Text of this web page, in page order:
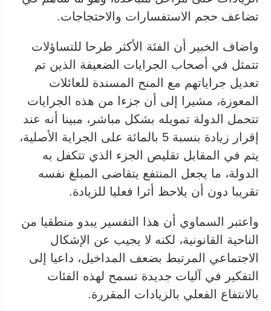
تضاعف حجم الاستفسارات والاحتجاجات.
واضاف الخبير أن الفئة الأكثر طرحا للتساؤلات
تتمثل في أصحاب الجرايات الضعيفة الذين تم
تعديل جراياتهم مع المنح المسندة للعائلات
المعوزة، مشيرا إلى أن جزءا من هذه الجرايات
تتحمل الدولة تمويله بشكل مباشر، مبينا أنه عند
إقرار زيادة بنسبة 5 بالمائة على الجراية الأصلية،
يتم في المقابل تقليص الجزء الذي تتكفل به
الدولة، ما يجعل المنتفع يتقاضى المبلغ نفسه
تقريبا دون أن يلاحظ أثرا فعليا للزيادة.
واعتبر السماوي أن هذا التفسير يبدو منطقيا من
الناحية القانونية، لكنه لا يجيب عن الإشكال
الاجتماعي المرتبط بضعف المداخيل، داعيا إلى
التفكير في آليات جديدة تسمح لهذه الفئات
بالانتفاع الفعلي بالزيادات المقررة.